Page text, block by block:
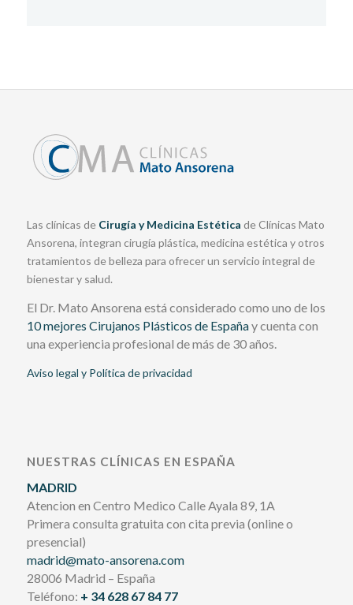
Las clínicas de Cirugía y Medicina Estética de Clínicas Mato
Ansorena, integran cirugía plástica, medicina estética y otros
tratamientos de belleza para ofrecer un servicio integral de
bienestar y salud.
El Dr. Mato Ansorena está considerado como uno de los
10 mejores Cirujanos Plásticos de Españay cuenta con
una experiencia profesional de más de 30 años.
Aviso legal y Política de privacidad
NUESTRAS CLÍNICAS EN ESPAÑA
MADRID
Atencion en Centro Medico Calle Ayala 89, 1A
Primera consulta gratuita con cita previa (online o
presencial)
madrid@mato-ansorena.com
28006 Madrid – España
Teléfono: + 34 628 67 84 77